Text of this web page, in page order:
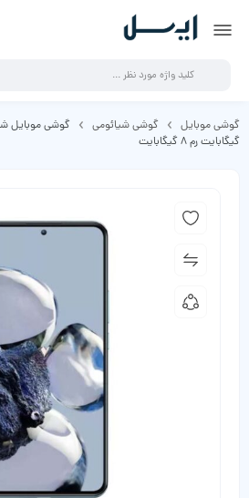
گوشی موبایل گوشی شیائومی
گیگابایت رم 8 گیگابایت